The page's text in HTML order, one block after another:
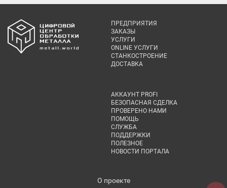
ПРЕДПРИЯТИЯ
ЗАКАЗЫ
УСЛУГИ
ONLINE УСЛУГИ
СТАНКОСТРОЕНИЕ
ДОСТАВКА
АККАУНТ PROFI
БЕЗОПАСНАЯ СДЕЛКА
ПРОВЕРЕНО НАМИ
ПОМОЩЬ
СЛУЖБА
ПОДДЕРЖКИ
ПОЛЕЗНОЕ
НОВОСТИ ПОРТАЛА
О проекте